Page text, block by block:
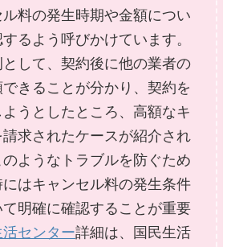
料の発生時期や金額につい
るよう呼びかけています。
して、契約後に他の業者の
きることが分かり、契約を
うとしたところ、高額なキ
求されたケースが紹介され
ようなトラブルを防ぐため
はキャンセル料の発生条件
明確に確認することが重要
活センター詳細は、国民生活